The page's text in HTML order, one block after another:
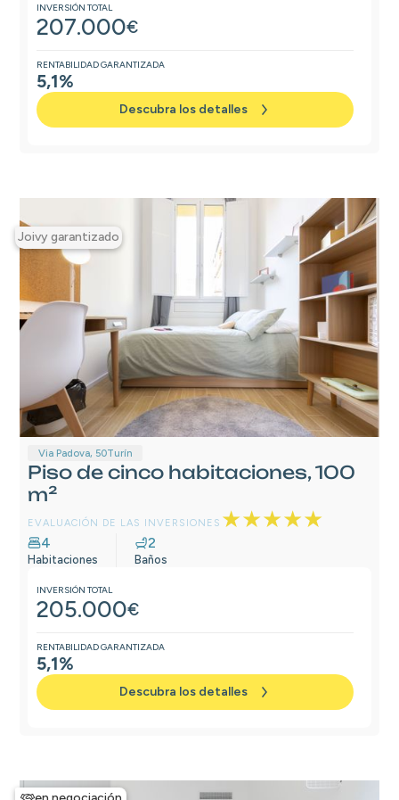
INVERSIÓN TOTAL
207.000€
RENTABILIDAD GARANTIZADA
5,1%
Descubra los detalles
Joivy garantizado
Via Padova, 50Turín
Piso de cinco habitaciones, 100
m²
EVALUACIÓN DE LAS INVERSIONES ★★★★★
4
Habitaciones
2
Baños
INVERSIÓN TOTAL
205.000€
RENTABILIDAD GARANTIZADA
5,1%
Descubra los detalles